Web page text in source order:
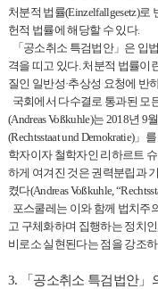
처분적 법률(Einzelfallgesetz)
헌적 법률에 해당할 수 있다.
「공소취소 특검법안」은 입
격을 띠고 있다. 처분적 법률이
질인 일반성·추상성 요청에 반
국회에서 다수결로 통과된 모
(Andreas Voßkuhle)는 2018년
(Rechtsstaat und Demokratie)
학자이자 철학자인 리하르트
하게 여겨진 것은 권력분립과
켰다(Andreas Voßkuhle,
포스쿨레는 이와 함께 법치주
고 구체화하며 집행하는 정치
비로소 실현된다는 점을 강조
3. 「공소취소 특검법안」